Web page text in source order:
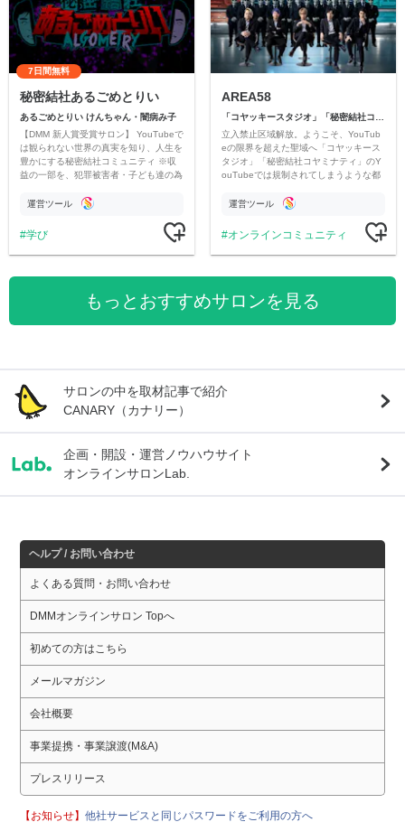
7日間無料
秘密結社あるごめとりい
あるごめとりい けんちゃん・闇病み子
【DMM 新人賞受賞サロン】 YouTubeで
は観られない世界の真実を知り、人生を
豊かにする秘密結社コミュニティ ※収
益の一部を、犯罪被害者・子ども達の為
す運営ツール
学び
AREA58
立入禁止区域解放。ようこそ、YouTub
eの限界を超えた聖域へ「コヤッキース
タジオ」「秘密結社コヤミナティ」のY
ouTubeでは規制されてしまうような都
公開。
運営ツール
オンラインコミュニティ
もっとおすすめサロンを見る
サロンの中を取材記事で紹介
CANARY（カナリー）
企画・開設・運営ノウハウサイト
オンラインサロンLab.
ヘルプ / お問い合わせ
よくある質問・お問い合わせ
DMMオンラインサロン Topへ
初めての方はこちら
メールマガジン
会社概要
事業提携・事業譲渡(M&A)
プレスリリース
【お知らせ】他社サービスと同じパスワードをご利用の方へ